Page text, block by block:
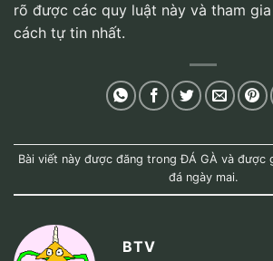
rõ được các quy luật này và tham
cách tự tin nhất.
Bài viết này được đăng trongĐÁ GÀ và được
đá ngày mai.
BTV